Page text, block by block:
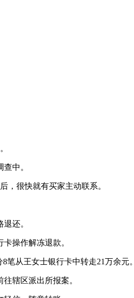
中。
，很快就有买家主动联系。
还。
操作解冻退款。
从王女士银行卡中转走21万余元。
辖区派出所报案。